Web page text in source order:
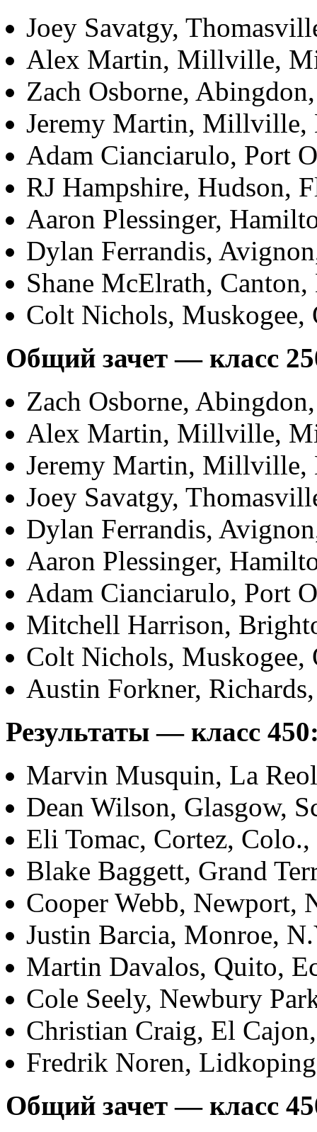
Joey Savatgy,
Alex Martin, Millville,
Zach Osborne,
Jeremy Martin, Millville,
Adam Cianciarulo, Port
RJ Hampshire, Hudson,
Aaron Plessinger,
Dylan Ferrandis,
Shane McElrath,
Colt Nichols, Muskogee,
Общий зачет — класс
Zach Osborne,
Alex Martin, Millville,
Jeremy Martin, Millville,
Joey Savatgy,
Dylan Ferrandis,
Aaron Plessinger,
Adam Cianciarulo, Port
Mitchell Harrison,
Colt Nichols, Muskogee,
Austin Forkner,
Результаты — класс
Marvin Musquin, La
Dean Wilson, Glasgow,
Eli Tomac, Cortez,
Blake Baggett, Grand
Cooper Webb, Newport,
Justin Barcia, Monroe,
Martin Davalos, Quito,
Cole Seely, Newbury
Christian Craig, El
Fredrik Noren,
Общий зачет — класс